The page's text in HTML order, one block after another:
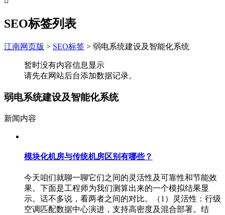
SEO标签列表
江南网页版 > SEO标签 > 弱电系统建设及智能化系统
暂时没有内容信息显示
请先在网站后台添加数据记录。
弱电系统建设及智能化系统
新闻内容
模块化机房与传统机房区别有哪些？
今天咱们就聊一聊它们之间的灵活性及可靠性和节能效
果。下面是工程师为我们测算出来的一个模拟结果显
示。话不多说，看两者之间的对比。（1）灵活性：行级
空调匹配数据中心演进，支持高密度及混合部署。结